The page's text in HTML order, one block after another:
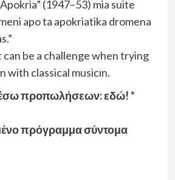
(1947–53) mia suite
apo ta apokriatika dromena
be a challenge when trying
classical musicın.
προπωλήσεων: εδώ! *
πρόγραμμα σύντομα